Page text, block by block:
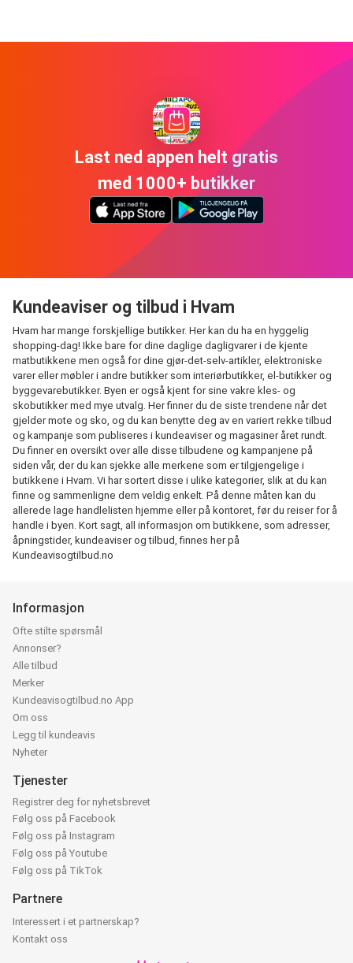
Last ned appen helt gratis
med 1000+ butikker
Kundeaviser og tilbud i Hvam
Hvam har mange forskjellige butikker. Her kan du ha en hyggelig
shopping-dag! Ikke bare for dine daglige dagligvarer i de kjente
matbutikkene men også for dine gjør-det-selv-artikler, elektroniske
varer eller møbler i andre butikker som interiørbutikker, el-butikker og
byggevarebutikker. Byen er også kjent for sine vakre kles- og
skobutikker med mye utvalg. Her finner du de siste trendene når det
gjelder mote og sko, og du kan benytte deg av en variert rekke tilbud
og kampanje som publiseres i kundeaviser og magasiner året rundt.
Du finner en oversikt over alle disse tilbudene og kampanjene på
siden vår, der du kan sjekke alle merkene som er tilgjengelige i
butikkene i Hvam. Vi har sortert disse i ulike kategorier, slik at du kan
finne og sammenligne dem veldig enkelt. På denne måten kan du
allerede lage handlelisten hjemme eller på kontoret, før du reiser for å
handle i byen. Kort sagt, all informasjon om butikkene, som adresser,
åpningstider, kundeaviser og tilbud, finnes her på
Kundeavisogtilbud.no
Informasjon
Ofte stilte spørsmål
Annonser?
Alle tilbud
Merker
Kundeavisogtilbud.no App
Om oss
Legg til kundeavis
Nyheter
Tjenester
Registrer deg for nyhetsbrevet
Følg oss på Facebook
Følg oss på Instagram
Følg oss på Youtube
Følg oss på TikTok
Partnere
Interessert i et partnerskap?
Kontakt oss